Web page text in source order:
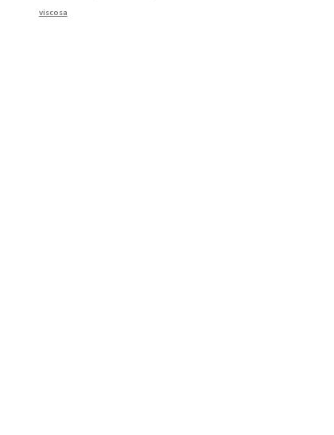
viscosa